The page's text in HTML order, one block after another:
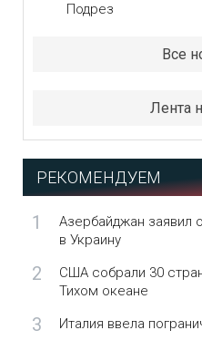
Подрез
Все
Лента
РЕКОМЕНДУЕМ
1
Азербайджан заявил
в Украину
2
США собрали 30
Тихом океане
3 Италия ввела